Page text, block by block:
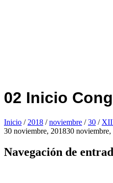
02 Inicio
Inicio / 2018 / noviembre / 30 /
30 noviembre, 201830 noviembre,
Navegación de